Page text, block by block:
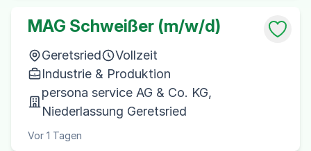
MAG Schweißer (m/w/d)
Geretsried
Vollzeit
Industrie & Produktion
persona service AG & Co. KG,
Niederlassung Geretsried
Vor 1 Tagen